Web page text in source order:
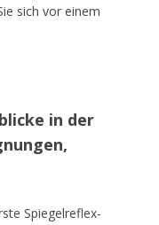
sich vor einem
in der
Spiegelreflex-